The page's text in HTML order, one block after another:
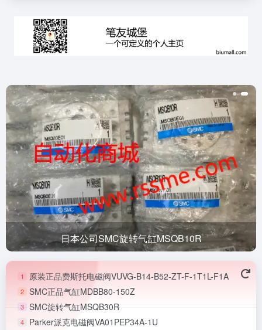
日本公司SMC旋转气缸MSQB10R
1 原装正品费斯托电磁阀VUVG-B14-B52-ZT-F-1T1L-F1A
2 SMC正品气缸MDBB80-150Z
3 SMC旋转气缸MSQB30R
4 Parker派克电磁阀VA01PEP34A-1U